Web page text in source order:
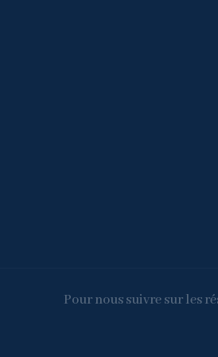
Pour nous suivre sur les